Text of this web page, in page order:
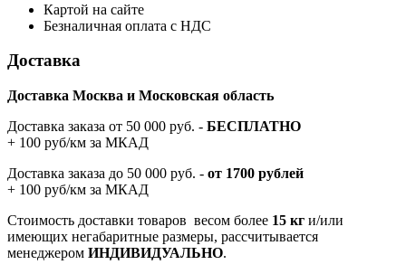
Картой на сайте
Безналичная оплата с НДС
Доставка
Доставка Москва и Московская область
Доставка заказа от 50 000 руб. - БЕСПЛАТНО
+ 100 руб/км за МКАД
Доставка заказа до 50 000 руб. - от 1700 рублей
+ 100 руб/км за МКАД
Стоимость доставки товаров весом более 15 кг и/или
имеющих негабаритные размеры, рассчитывается
менеджером ИНДИВИДУАЛЬНО.